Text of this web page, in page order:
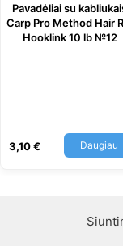
Pavadėliai su
Carp Pro Method Hair
Hooklink 10 lb №12
3,10€ Daugiau